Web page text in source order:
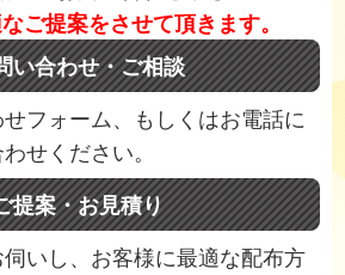
ご提案をさせて頂きます。
い合わせ・ご相談
フォーム、もしくはお電話に
せください。
提案・お見積り
いし、お客様に最適な配布方